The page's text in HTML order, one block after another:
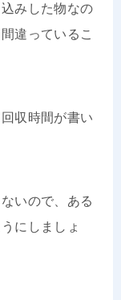
みした物なの
違っているこ
収時間が書い
いので、ある
にしましょ